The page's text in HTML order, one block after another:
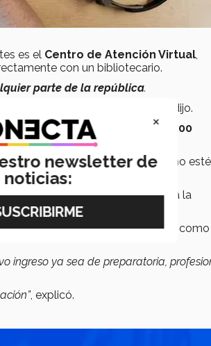
es el Centro de Atención Virtual,
con un bibliotecario.
parte de la república.
como citar en formato APA”
, dijo.
y los sábados de las
9:00 a 18:00
patente u otro material que no esté
de documentos
de Monterrey, con toda la
donde un bibliotecario funge como
ingreso ya sea de preparatoria,
, explicó.
×
newsletter de
noticias: